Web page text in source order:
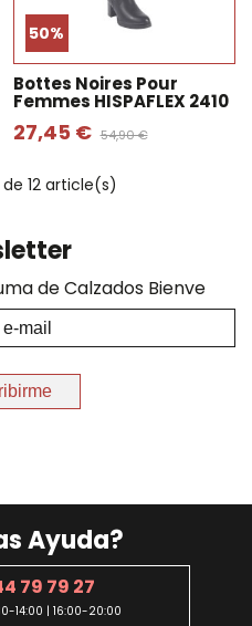
50%
Bottes Noires Pour
Femmes HISPAFLEX 2410
27,45 € 54,90 €
de 12 article(s)
de Calzados Bienve
Ayuda?
79 79 27
14:00 | 16:00-20:00